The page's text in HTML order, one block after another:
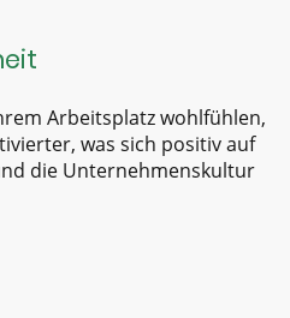
Arbeitsplatz wohlfühlen,
was sich positiv auf
die Unternehmenskultur